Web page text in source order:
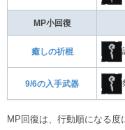
MP小回復
癒しの祈棍
9/6の入手武器
MP回復は、行動順になる